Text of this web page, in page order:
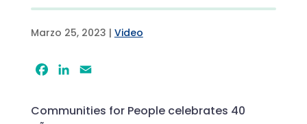
Marzo 25, 2023 | Video
Facebook
LinkedIn
Communities for People celebrates 40